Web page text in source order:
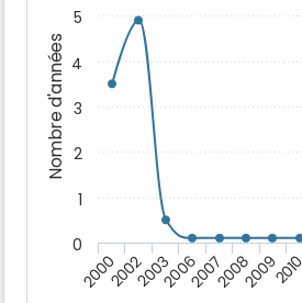
Nombre d'années
20002002200320062007200820092010
0
1
2
3
4
5